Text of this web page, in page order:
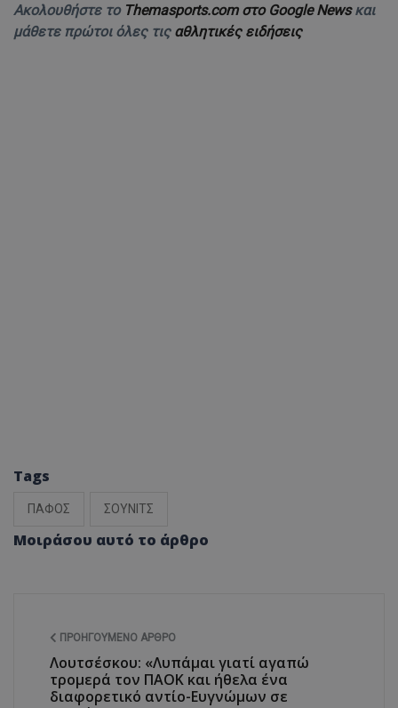
Ακολουθήστε το Themasports.com στο Google Newsκαι
μάθετε πρώτοι όλες τις αθλητικές ειδήσεις
Tags
ΠΑΦΟΣ ΣΟΥΝΙΤΣ
Μοιράσου αυτό το άρθρο
ΠΡΟΗΓΟΎΜΕΝΟ ΆΡΘΡΟ
Λουτσέσκου: «Λυπάμαι γιατί αγαπώ
τρομερά τον ΠΑΟΚ και ήθελα ένα
διαφορετικό αντίο-Ευγνώμων σε